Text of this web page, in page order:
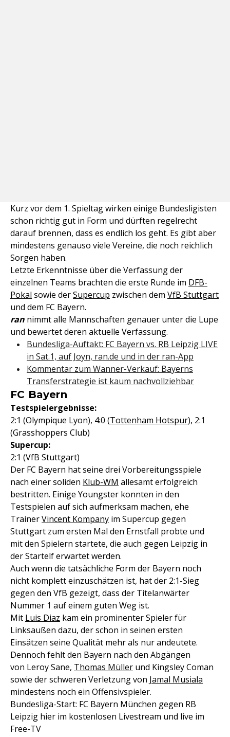
Kurz vor dem 1. Spieltag wirken einige Bundesligisten
schon richtig gut in Form und dürften regelrecht
darauf brennen, dass es endlich los geht. Es gibt aber
mindestens genauso viele Vereine, die noch reichlich
Sorgen haben.
Letzte Erkenntnisse über die Verfassung der
einzelnen Teams brachten die erste Runde im DFB-
Pokal sowie derSupercup zwischen dem VfB Stuttgart
und dem FC Bayern.
ran nimmt alle Mannschaften genauer unter die Lupe
und bewertet deren aktuelle Verfassung.
Bundesliga-Auftakt: FC Bayern vs. RB Leipzig LIVE
in Sat.1, auf Joyn, ran.de und in der ran-App
Kommentar zum Wanner-Verkauf: Bayerns
Transferstrategie ist kaum nachvollziehbar
FC Bayern
Testspielergebnisse:
2:1 (Olympique Lyon), 4:0 (Tottenham Hotspur), 2:1
(Grasshoppers Club)
Supercup:
2:1 (VfB Stuttgart)
Der FC Bayern hat seine drei Vorbereitungsspiele
nach einer soliden Klub-WM allesamt erfolgreich
bestritten. Einige Youngster konnten in den
Testspielen auf sich aufmerksam machen, ehe
TrainerVincent Kompany im Supercup gegen
Stuttgart zum ersten Mal den Ernstfall probte und
mit den Spielern startete, die auch gegen Leipzig in
der Startelf erwartet werden.
Auch wenn die tatsächliche Form der Bayern noch
nicht komplett einzuschätzen ist, hat der 2:1-Sieg
gegen den VfB gezeigt, dass der Titelanwärter
Nummer 1 auf einem guten Weg ist.
Mit Luis Diaz kam ein prominenter Spieler für
Linksaußen dazu, der schon in seinen ersten
Einsätzen seine Qualität mehr als nur andeutete.
Dennoch fehlt den Bayern nach den Abgängen
von Leroy Sane, Thomas Müller und Kingsley Coman
sowie der schweren Verletzung von Jamal Musiala
mindestens noch ein Offensivspieler.
Bundesliga-Start: FC Bayern München gegen RB
Leipzig hier im kostenlosen Livestream und live im
Free-TV